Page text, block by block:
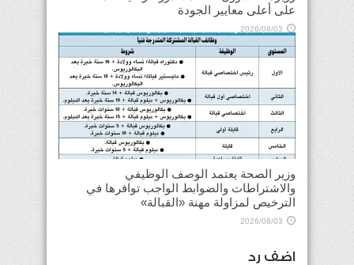
على أعلى معايير الجودة
2026/08/03
وزير الصحة يعتمد الوصف الوظيفي
والاشتراطات والضوابط الواجب توافرها في
الترخيص لمزاولة مهنة «القبالة»
2026/08/03
اضف رد